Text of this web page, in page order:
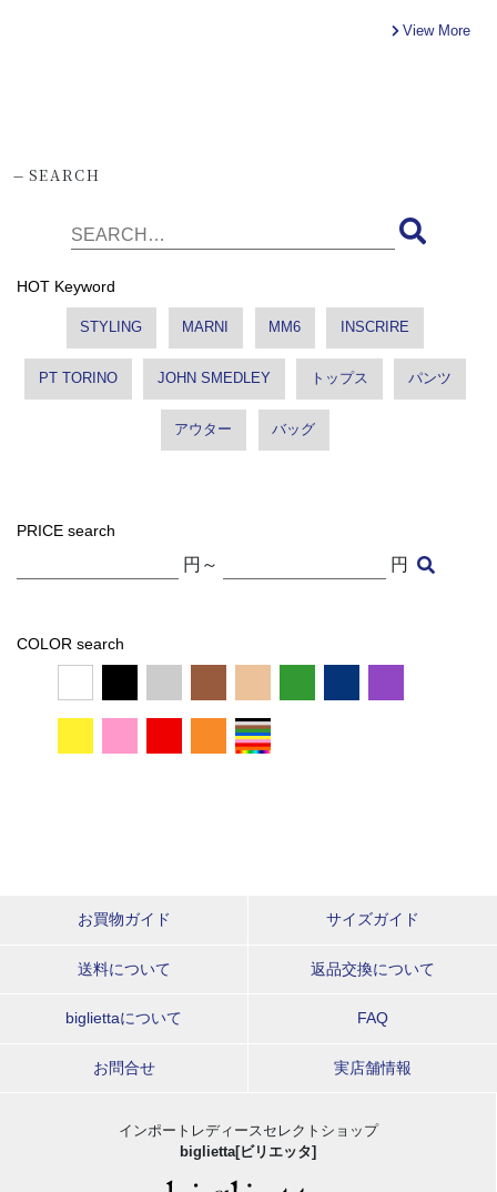
View More
-SEARCH
HOT Keyword
STYLING MARNI MM6 INSCRIRE
PT TORINO JOHN SMEDLEY トップス パンツ
アウター バッグ
PRICE search
円～ 円
COLOR search
お買物ガイド サイズガイド
送料について 返品交換について
bigliettaについて FAQ
お問合せ 実店舗情報
インポートレディースセレクトショップ
biglietta[ビリエッタ]